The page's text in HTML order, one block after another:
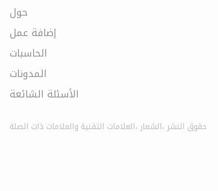
حول
إضافة عمل
الحاسبات
المدونات
الأسئلة الشائعة
حقوق النشر ،الشعار ،العلامات التقنية والعلامات ذات الصلة